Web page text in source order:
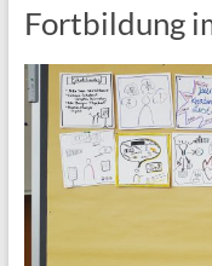
Fortbildung